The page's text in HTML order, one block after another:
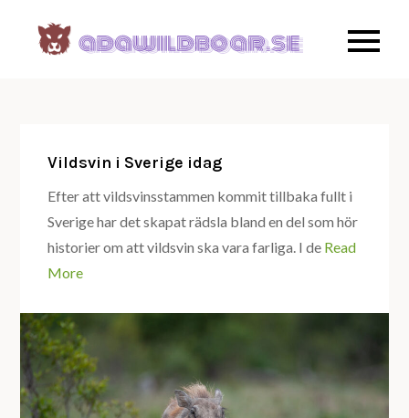
Allt om
Vildsvin i Sverige idag
Efter att vildsvinsstammen kommit tillbaka fullt i
Sverige har det skapat rädsla bland en del som hör
historier om att vildsvin ska vara farliga. I de Read
More